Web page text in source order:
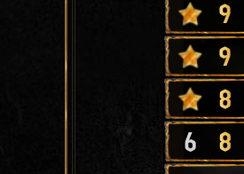
9
9
8
6 8